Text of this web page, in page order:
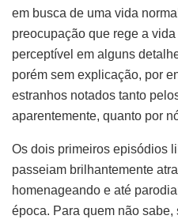
em busca de uma vida
preocupação que rege a
perceptível em alguns
porém sem explicação, por
estranhos notados tanto
aparentemente, quanto por
Os dois primeiros episódios
passeiam brilhantemente
homenageando e até
época. Para quem não